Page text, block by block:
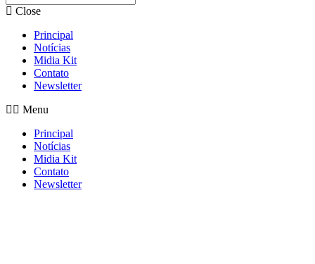
Close
Principal
Notícias
Midia Kit
Contato
Newsletter
Menu
Principal
Notícias
Midia Kit
Contato
Newsletter